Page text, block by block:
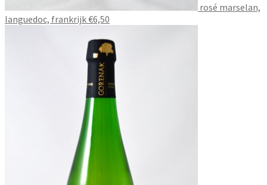
rosé marselan,
languedoc, frankrijk €6,50